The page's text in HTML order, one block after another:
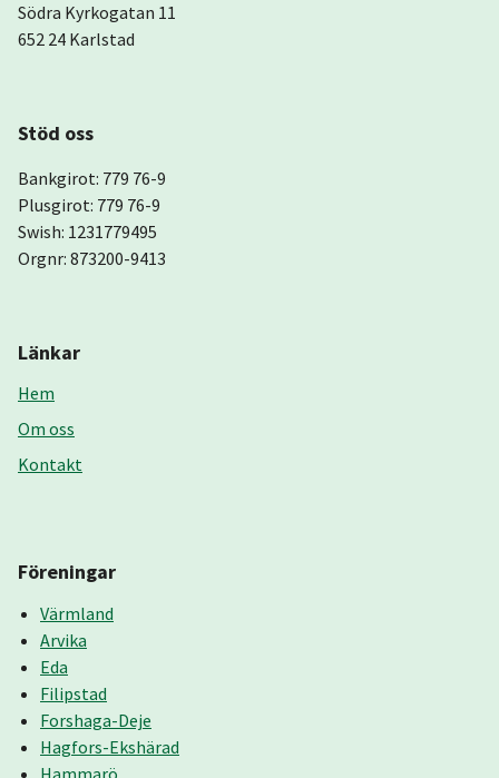
Södra Kyrkogatan 11
652 24 Karlstad
Stöd oss
Bankgirot: 779 76-9
Plusgirot: 779 76-9
Swish: 1231779495
Orgnr: 873200-9413
Länkar
Hem
Om oss
Kontakt
Föreningar
Värmland
Arvika
Eda
Filipstad
Forshaga-Deje
Hagfors-Ekshärad
Hammarö